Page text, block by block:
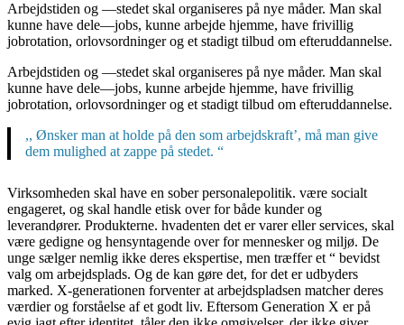
Arbejdstiden og —stedet skal organiseres på nye måder. Man skal
kunne have dele—jobs, kunne arbejde hjemme, have frivillig
jobrotation, orlovsordninger og et stadigt tilbud om efteruddannelse.
Arbejdstiden og —stedet skal organiseres på nye måder. Man skal
kunne have dele—jobs, kunne arbejde hjemme, have frivillig
jobrotation, orlovsordninger og et stadigt tilbud om efteruddannelse.
,, Ønsker man at holde på den som arbejdskraft’, må man give
dem mulighed at zappe på stedet. “
Virksomheden skal have en sober personalepolitik. være socialt
engageret, og skal handle etisk over for både kunder og
leverandører. Produkterne. hvadenten det er varer eller services, skal
være gedigne og hensyntagende over for mennesker og miljø. De
unge sælger nemlig ikke deres ekspertise, men træffer et “ bevidst
valg om arbejdsplads. Og de kan gøre det, for det er udbyders
marked. X-generationen forventer at arbejdspladsen matcher deres
værdier og forståelse af et godt liv. Eftersom Generation X er på